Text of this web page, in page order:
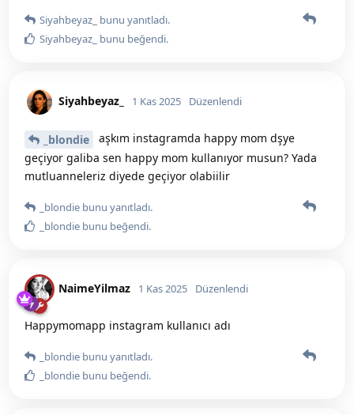
Siyahbeyaz_ bunu yanıtladı.
Siyahbeyaz_ bunu beğendi.
Siyahbeyaz_ 1 Kas 2025 Düzenlendi
_blondie
aşkım instagramda happy mom dşye
geçiyor galiba sen happy mom kullanıyor musun? Yada
mutluanneleriz diyede geçiyor olabiilir
_blondie bunu yanıtladı.
_blondie bunu beğendi.
NaimeYilmaz 1 Kas 2025 Düzenlendi
Happymomapp instagram kullanıcı adı
_blondie bunu yanıtladı.
_blondie bunu beğendi.